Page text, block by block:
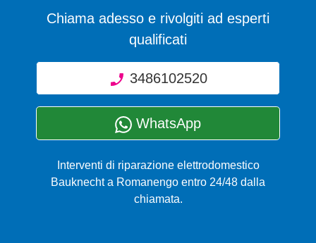
Chiama adesso e rivolgiti ad esperti
qualificati
3486102520
WhatsApp
Interventi di riparazione elettrodomestico
Bauknecht a Romanengo entro 24/48 dalla
chiamata.